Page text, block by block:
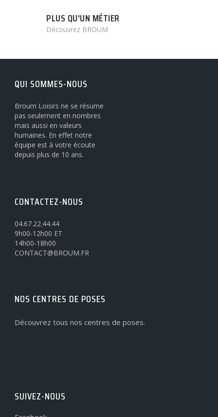
PLUS QU'UN MÉTIER
Découvrez BROUM
QUI SOMMES-NOUS
Broum Loisirs ne se résume
pas seulement en nombres
mais aussi en valeurs
humaines. En effet notre
équipe est à votre écoute
depuis plus de 10 ans.
CONTACTEZ-NOUS
04.67.22.44.44
9h00-12h00 ET
14h00-18h00
CONTACT@BROUM.FR
NOS CENTRES DE POSES
Découvrez tous nos centres de poses.
SUIVEZ-NOUS